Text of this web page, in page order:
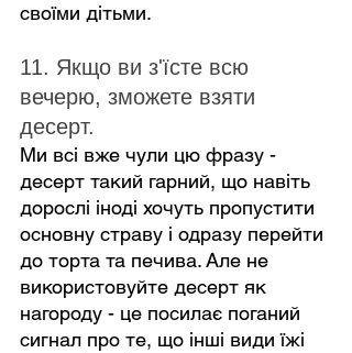
своїми дітьми.
11. Якщо ви з'їсте всю
вечерю, зможете взяти
десерт.
Ми всі вже чули цю фразу -
десерт такий гарний, що навіть
дорослі іноді хочуть пропустити
основну страву і одразу перейти
до торта та печива. Але не
використовуйте десерт як
нагороду - це посилає поганий
сигнал про те, що інші види їжі